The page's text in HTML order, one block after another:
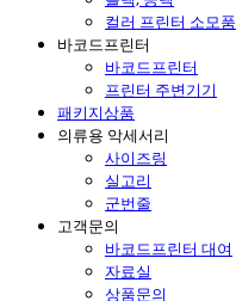
컬러 프린터 소모품
바코드프린터
바코드프린터
프린터 주변기기
패키지상품
의류용 악세서리
사이즈링
실고리
군번줄
고객문의
바코드프린터 대여
자료실
상품문의